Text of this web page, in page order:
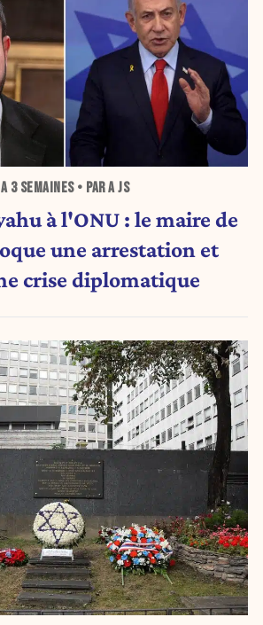
3 SEMAINES• PAR A JS
à l'ONU : le maire de
une arrestation et
crise diplomatique